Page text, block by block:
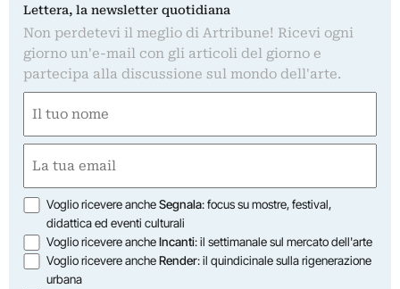
Lettera, la newsletter quotidiana
Non perdetevi il meglio di Artribune! Ricevi ogni
giorno un'e-mail con gli articoli del giorno e
partecipa alla discussione sul mondo dell'arte.
(Required)
First
(Required)
Opzioni
Voglio ricevere ancheSegnala: focus su mostre, festival,
didattica ed eventi culturali
Voglio ricevere ancheIncanti: il settimanale sul mercato dell'arte
Voglio ricevere ancheRender: il quindicinale sulla rigenerazione
urbana